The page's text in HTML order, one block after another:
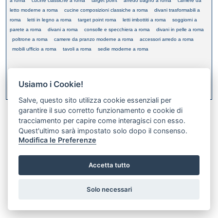
letto moderne a roma
cucine composizioni classiche a roma
divani trasformabili a
roma
letti in legno a roma target point roma letti imbottiti a roma
soggiorni a
parete a roma
divani a roma consolle e specchiera a roma
divani in pelle a roma
poltrone a roma
camere da pranzo moderne a roma
accessori arredo a roma
mobili ufficio a roma
tavoli a roma sedie moderne a roma
Usiamo i Cookie!
Salve, questo sito utilizza cookie essenziali per
garantire il suo corretto funzionamento e cookie di
tracciamento per capire come interagisci con esso.
Quest'ultimo sarà impostato solo dopo il consenso.
Modifica le Preferenze
Accetta tutto
Solo necessari
Preferenze GDPR Cookie